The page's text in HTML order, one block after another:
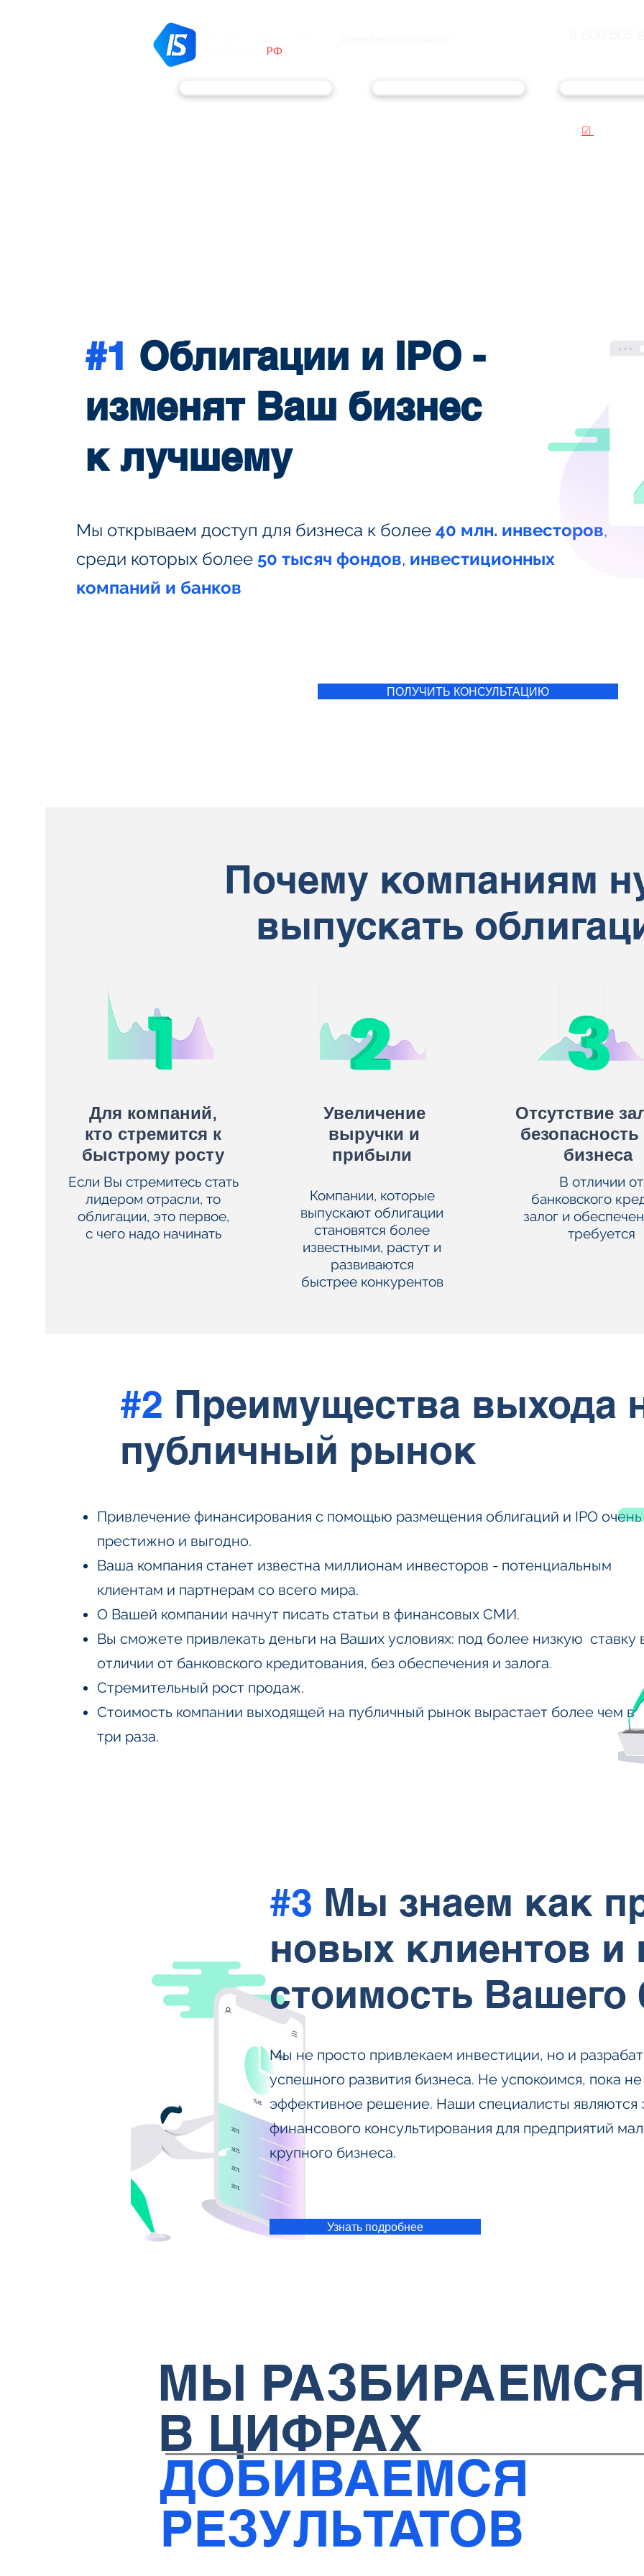
☑
#1 Облигации и IPO -
изменят Ваш бизнес
к лучшему
Мы открываем доступ для бизнеса к более40 млн. инвесторов,
среди которых более 50 тысяч фондов, инвестиционных
компаний и банков
ПОЛУЧИТЬ КОНСУЛЬТАЦИЮ
Для компаний,
кто стремится к
быстрому росту
Если Вы стремитесь стать
лидером отрасли, то
облигации, это первое,
с чего надо начинать
Увеличение
выручки и
прибыли
Компании, которые
выпускают облигации
становятся более
известными, растут и
развиваются
быстрее конкурентов
Отсутствие
бизнеса
В отличии от
банковского
залог и
требуется
Почему компаниям
выпускать
#2 Преимущества выхода
публичный рынок
Привлечение финансирования с помощью размещения облигаций и IPO очень
престижно и выгодно.
Ваша компания станет известна миллионам инвесторов - потенциальным
клиентам и партнерам со всего мира.
О Вашей компании начнут писать статьи в финансовых СМИ.
Вы сможете привлекать деньги на Ваших условиях: под более низкую ставку
отличии от банковского кредитования, без обеспечения и залога.
Стремительный рост продаж.
Стоимость компании выходящей на публичный рынок вырастает более чем в
три раза.
#3 Мы знаем как
новых клиентов и
стоимость Вашего
Мы не просто привлекаем инвестиции, но и
успешного развития бизнеса. Не успокоимся, пока
эффективное решение. Наши специалисты являются
финансового консультирования для предприятий
крупного бизнеса.
Узнать подробнее
МЫ
В ЦИФРАХ
ДОБИВАЕМСЯ
РЕЗУЛЬТАТОВ